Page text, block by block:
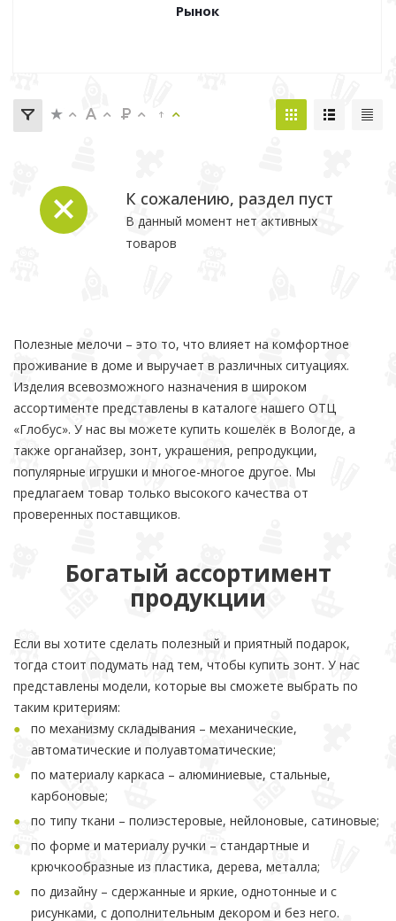
Рынок
К сожалению, раздел пуст
В данный момент нет активных
товаров
Полезные мелочи – это то, что влияет на комфортное
проживание в доме и выручает в различных ситуациях.
Изделия всевозможного назначения в широком
ассортименте представлены в каталоге нашего ОТЦ
«Глобус». У нас вы можете купить кошелёк в Вологде, а
также органайзер, зонт, украшения, репродукции,
популярные игрушки и многое-многое другое. Мы
предлагаем товар только высокого качества от
проверенных поставщиков.
Богатый ассортимент
продукции
Если вы хотите сделать полезный и приятный подарок,
тогда стоит подумать над тем, чтобы купить зонт. У нас
представлены модели, которые вы сможете выбрать по
таким критериям:
по механизму складывания – механические,
автоматические и полуавтоматические;
по материалу каркаса – алюминиевые, стальные,
карбоновые;
по типу ткани – полиэстеровые, нейлоновые, сатиновые;
по форме и материалу ручки – стандартные и
крючкообразные из пластика, дерева, металла;
по дизайну – сдержанные и яркие, однотонные и с
рисунками, с дополнительным декором и без него.